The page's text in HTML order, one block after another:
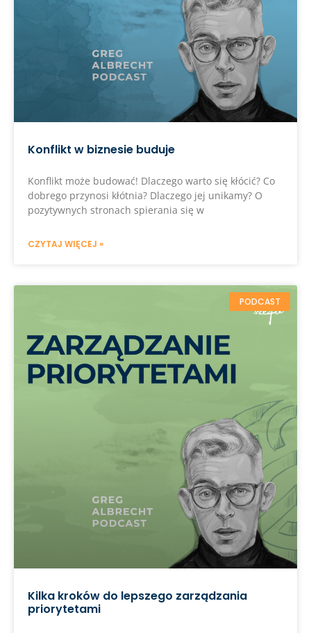
Konflikt w biznesie buduje
Konflikt może budować! Dlaczego warto się kłócić? Co
dobrego przynosi kłótnia? Dlaczego jej unikamy? O
pozytywnych stronach spierania się w
CZYTAJ WIĘCEJ »
PODCAST
Kilka kroków do lepszego zarządzania
priorytetami